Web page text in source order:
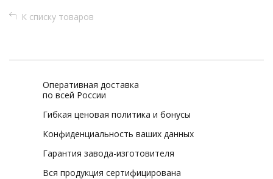
К списку товаров
Оперативная доставка
по всей России
Гибкая ценовая политика и бонусы
Конфиденциальность ваших данных
Гарантия завода-изготовителя
Вся продукция сертифицирована